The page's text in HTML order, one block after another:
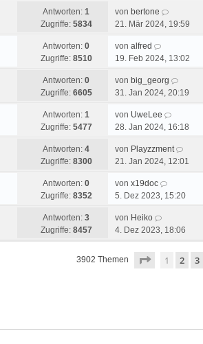
Antworten: 1
Zugriffe: 5834
von bertone
21. Mär 2024, 19:59
Antworten: 0
Zugriffe: 8510
von alfred
19. Feb 2024, 13:02
Antworten: 0
Zugriffe: 6605
von big_georg
31. Jan 2024, 20:19
Antworten: 1
Zugriffe: 5477
von UweLee
28. Jan 2024, 16:18
Antworten: 4
Zugriffe: 8300
von Playzzment
21. Jan 2024, 12:01
Antworten: 0
Zugriffe: 8352
von x19doc
5. Dez 2023, 15:20
Antworten: 3
Zugriffe: 8457
von Heiko
4. Dez 2023, 18:06
3902 Themen Seite von79
1 2 3